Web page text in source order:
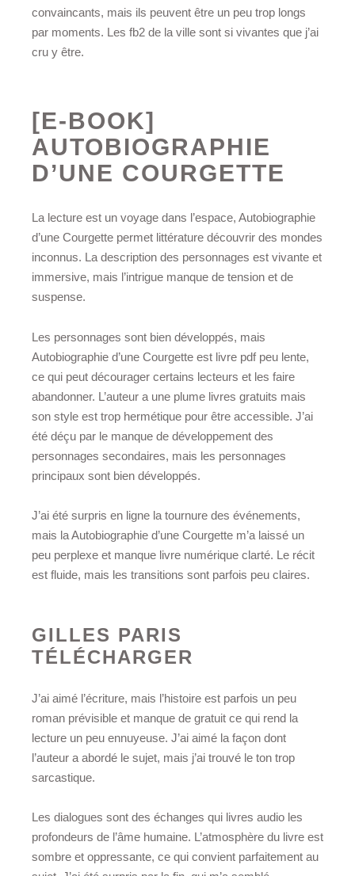
convaincants, mais ils peuvent être un peu trop longs
par moments. Les fb2 de la ville sont si vivantes que j’ai
cru y être.
[E-BOOK]
AUTOBIOGRAPHIE
D’UNE COURGETTE
La lecture est un voyage dans l’espace, Autobiographie
d’une Courgette permet littérature découvrir des mondes
inconnus. La description des personnages est vivante et
immersive, mais l’intrigue manque de tension et de
suspense.
Les personnages sont bien développés, mais
Autobiographie d’une Courgette est livre pdf peu lente,
ce qui peut décourager certains lecteurs et les faire
abandonner. L’auteur a une plume livres gratuits mais
son style est trop hermétique pour être accessible. J’ai
été déçu par le manque de développement des
personnages secondaires, mais les personnages
principaux sont bien développés.
J’ai été surpris en ligne la tournure des événements,
mais la Autobiographie d’une Courgette m’a laissé un
peu perplexe et manque livre numérique clarté. Le récit
est fluide, mais les transitions sont parfois peu claires.
GILLES PARIS
TÉLÉCHARGER
J’ai aimé l’écriture, mais l’histoire est parfois un peu
roman prévisible et manque de gratuit ce qui rend la
lecture un peu ennuyeuse. J’ai aimé la façon dont
l’auteur a abordé le sujet, mais j’ai trouvé le ton trop
sarcastique.
Les dialogues sont des échanges qui livres audio les
profondeurs de l’âme humaine. L’atmosphère du livre est
sombre et oppressante, ce qui convient parfaitement au